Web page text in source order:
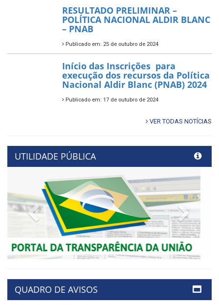
RESULTADO PRELIMINAR –
POLÍTICA NACIONAL ALDIR BLANC
– PNAB
Publicado em: 25 de outubro de 2024
Início das Inscrições para
execução dos recursos da Política
Nacional Aldir Blanc (PNAB) 2024
Publicado em: 17 de outubro de 2024
VER TODAS NOTÍCIAS
UTILIDADE PÚBLICA
Previous
QUADRO DE AVISOS